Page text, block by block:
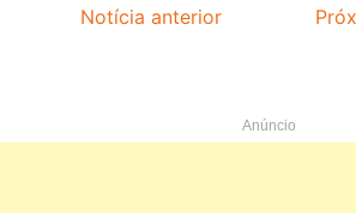
Notícia anterior
Anúncio